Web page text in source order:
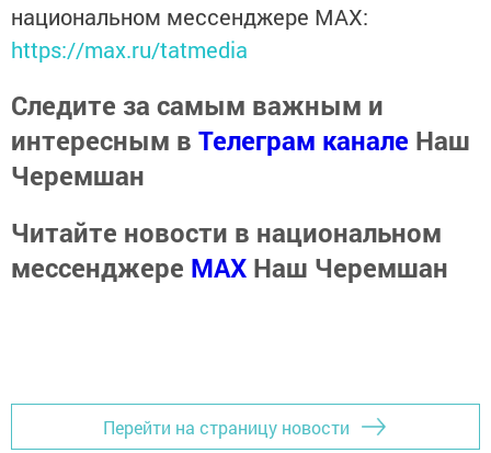
национальном мессенджере MАХ:
https://max.ru/tatmedia
Следите за самым важным и
интересным в Телеграм канале Наш
Черемшан
Читайте новости в национальном
мессенджере MАХ Наш Черемшан
Перейти на страницу новости